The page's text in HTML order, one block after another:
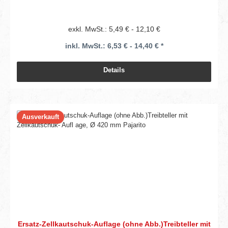
exkl. MwSt.: 5,49 € - 12,10 €
inkl. MwSt.: 6,53 € - 14,40 € *
Details
Ausverkauft
Ersatz-Zellkautschuk-Auflage (ohne Abb.)Treibteller mit